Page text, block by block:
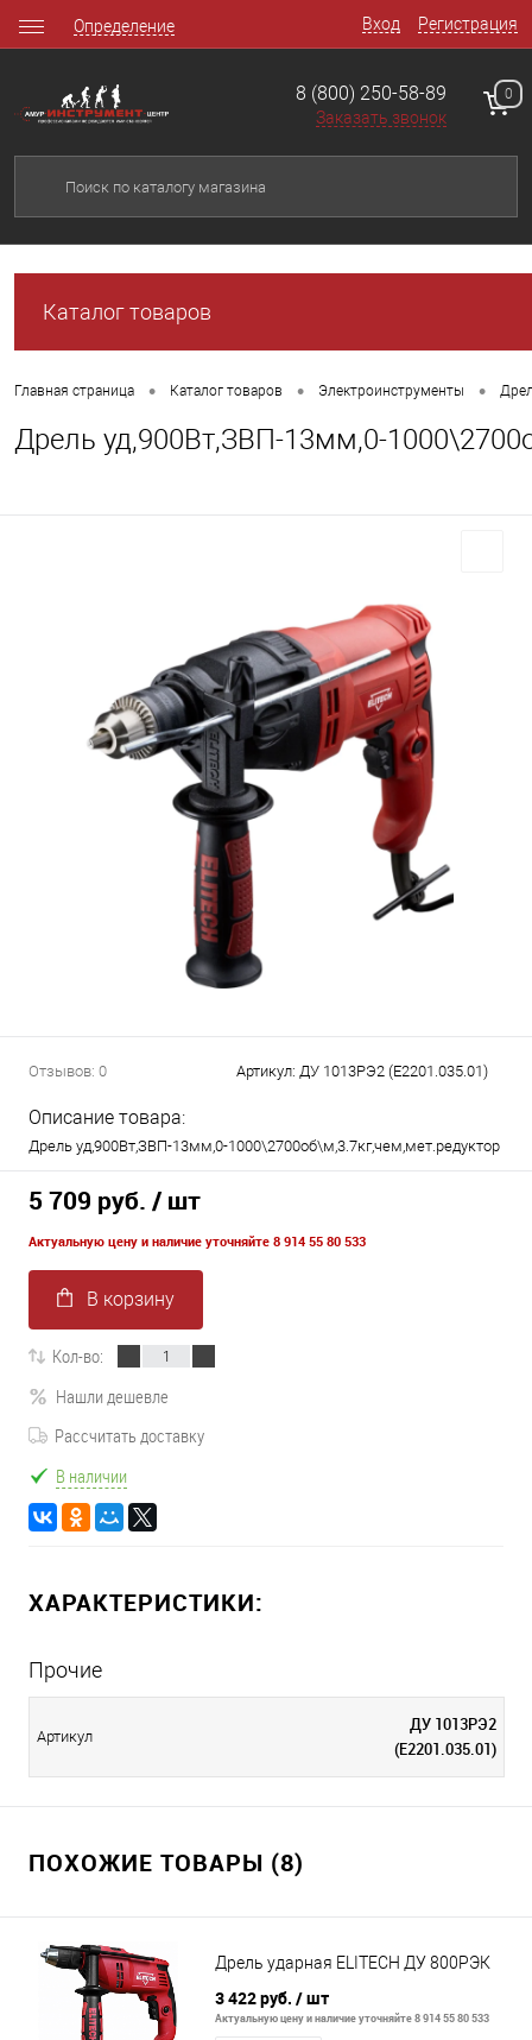
Вход Регистрация
Определение
8 (800) 250-58-89
Заказать звонок
0
Каталог товаров
Главная страница • Каталог товаров • Электроинструменты •
Дрель уд,900Вт,ЗВП-13мм,0-
Отзывов: 0 Артикул: ДУ 1013РЭ2 (E2201.035.01)
Описание товара:
Дрель уд,900Вт,ЗВП-13мм,0-1000\2700об\м,3.7кг,чем,мет.редуктор
5 709 руб. / шт
Актуальную цену и наличие уточняйте 8 914 55 80 533
В корзину
Кол-во:
Нашли дешевле
Рассчитать доставку
В наличии
ХАРАКТЕРИСТИКИ:
Прочие
Артикул
ДУ 1013РЭ2
(E2201.035.01)
ПОХОЖИЕ ТОВАРЫ (8)
Дрель ударная ELITECH ДУ 800РЭК
3 422 руб. / шт
Актуальную цену и наличие уточняйте 8 914 55 80 533